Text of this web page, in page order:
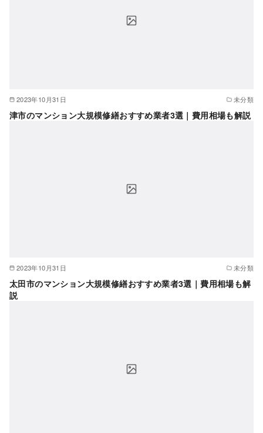
2023年10月31日 未分類
津市のマンション大規模修繕おすすめ業者3選｜費用相場も解説
2023年10月31日 未分類
太田市のマンション大規模修繕おすすめ業者3選｜費用相場も解
説